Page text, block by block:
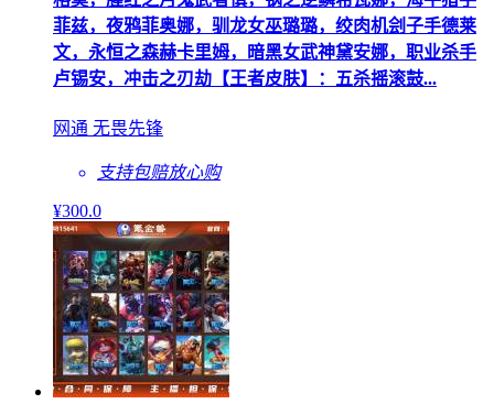
菲兹，夜鸦菲奥娜，驯龙女巫璐璐，绞肉机刽子手德莱
文，永恒之森赫卡里姆，暗黑女武神黛安娜，职业杀手
卢锡安，冲击之刃劫【王者皮肤】：五杀摇滚鼓...
网通 无畏先锋
支持包赔放心购
¥300.0